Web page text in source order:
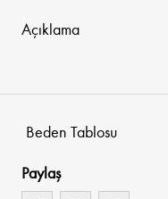
Açıklama
Beden Tablosu
Paylaş